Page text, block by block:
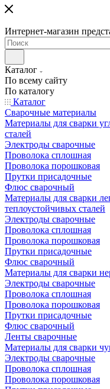
Интернет-магазин
Каталог
По всему сайту
По каталогу
Каталог
Сварочные материалы
Материалы для сварки
сталей
Электроды сварочные
Проволока сплошная
Проволока порошковая
Прутки присадочные
Флюс сварочный
Материалы для сварки
теплоустойчивых сталей
Электроды сварочные
Проволока сплошная
Проволока порошковая
Прутки присадочные
Флюс сварочный
Материалы для сварки
Электроды сварочные
Проволока сплошная
Проволока порошковая
Прутки присадочные
Флюс сварочный
Ленты сварочные
Материалы для сварки
Электроды сварочные
Проволока сплошная
Проволока порошковая